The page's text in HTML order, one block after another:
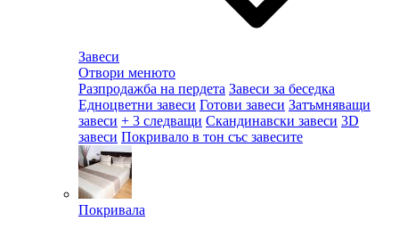
Завеси
Отвори менюто
Разпродажба на пердета Завеси за беседка
Едноцветни завеси Готови завеси Затъмняващи
завеси + 3 следващи Скандинавски завеси 3D
завеси Покривало в тон със завесите
Покривала